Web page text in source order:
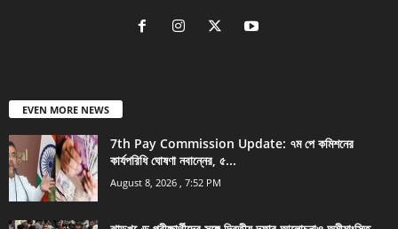
EVEN MORE NEWS
7th Pay Commission Update: ৭ম পে কমিশনের
কার্যপরিধি ঘোষণা নবান্নের, ৫...
August 8, 2026 , 7:52 PM